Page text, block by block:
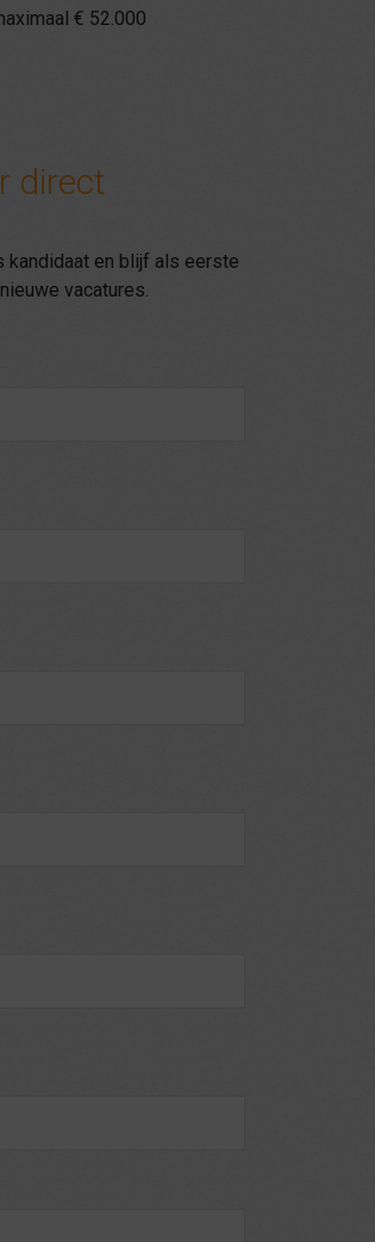
€ 52.000
direct
kandidaat en blijf als eerste
vacatures.